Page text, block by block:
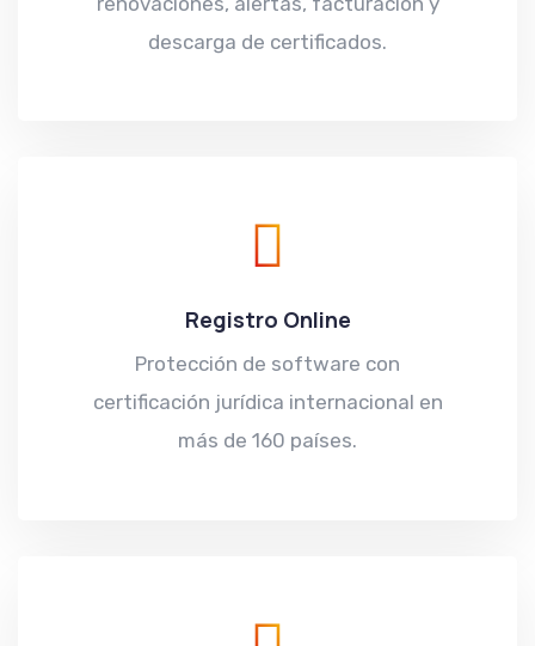
descarga de certificados.
Registro Online
Protección de software con
certificación jurídica internacional en
más de 160 países.